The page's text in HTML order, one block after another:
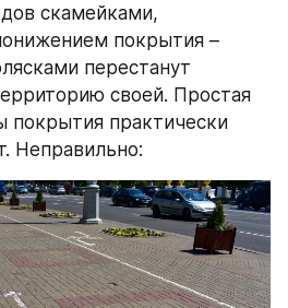
скамейками,
покрытия –
перестанут
своей. Простая
покрытия практически
Неправильно: